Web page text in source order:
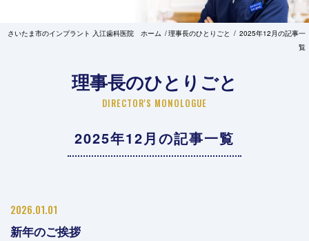
さいたま市のインプラント 入江歯科医院 ホーム 理事長のひとりごと
2025年12月の記事一
覧
理事長のひとりごと
DIRECTOR'S MONOLOGUE
2025年12月の記事一覧
2026.01.01
新年のご挨拶